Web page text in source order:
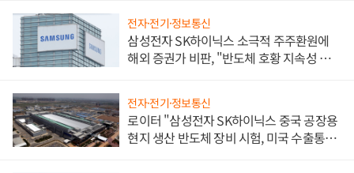
전자·전기·정보통신
삼성전자 SK하이닉스 소극적 주주환원에
해외 증권가 비판, "반도체 호황 지속성 의
전자·전기·정보통신
로이터 "삼성전자 SK하이닉스 중국 공장용
현지 생산 반도체 장비 시험, 미국 수출통제